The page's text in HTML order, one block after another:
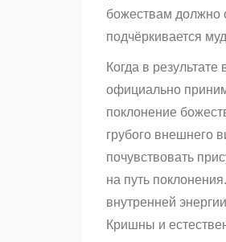
божествам должно
подчёркивается
Когда в
официально
поклонение
грубого внешнего
почувствовать
на путь
внутренней
Кришны и